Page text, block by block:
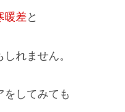
暖差と
れません。
をしてみても